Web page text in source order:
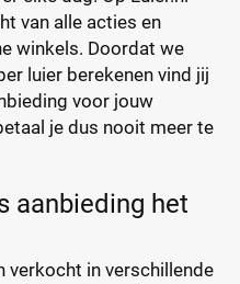
(0)
(0)
(0)
%
van alle acties en
winkels. Doordat we
luier berekenen vind jij
voor jouw
je dus nooit meer te
aanbieding het
verkocht in verschillende